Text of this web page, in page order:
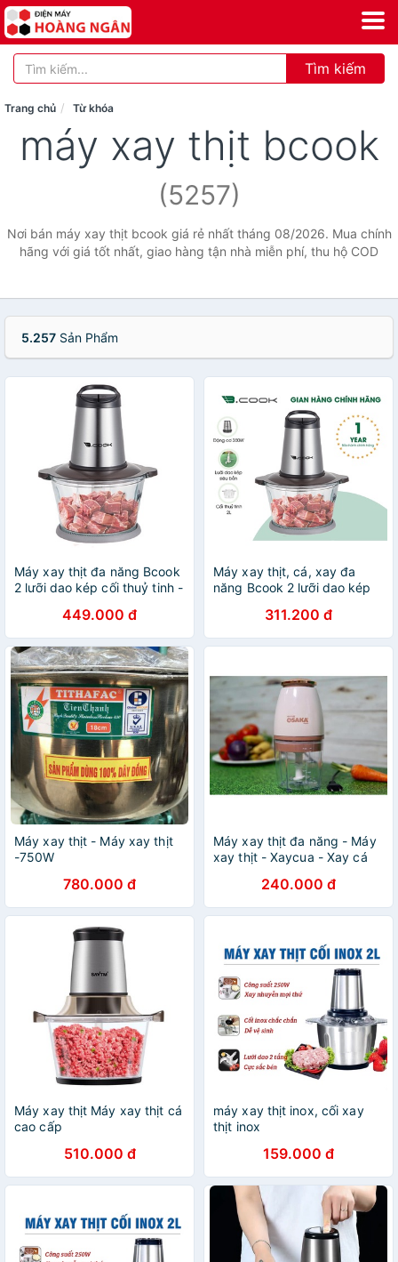
Tìm kiếm
Trang chủ Từ khóa
máy xay thịt bcook
(5257)
Nơi bán máy xay thịt bcook giá rẻ nhất tháng 08/2026. Mua chính
hãng với giá tốt nhất, giao hàng tận nhà miễn phí, thu hộ COD
5.257 Sản Phẩm
Máy xay thịt đa năng Bcook
2 lưỡi dao kép cối thuỷ tinh -
449.000 đ
Máy xay thịt, cá, xay đa
năng Bcook 2 lưỡi dao kép
chính hãng311.200 đ
Máy xay thịt - Máy xay thịt
-750W
780.000 đ
Máy xay thịt đa năng - Máy
xay thịt - Xaycua - Xay cá
240.000 đ
Máy xay thịt Máy xay thịt cá
cao cấp
510.000 đ
máy xay thịt inox, cối xay
thịt inox
159.000 đ